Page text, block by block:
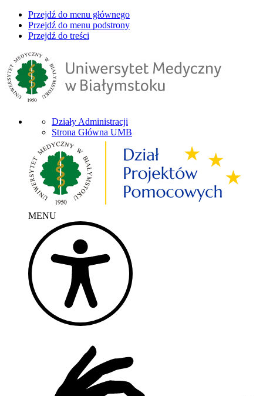
Przejdź do menu głównego
Przejdź do menu podstrony
Przejdź do treści
Działy Administracji
Strona Główna UMB
MENU